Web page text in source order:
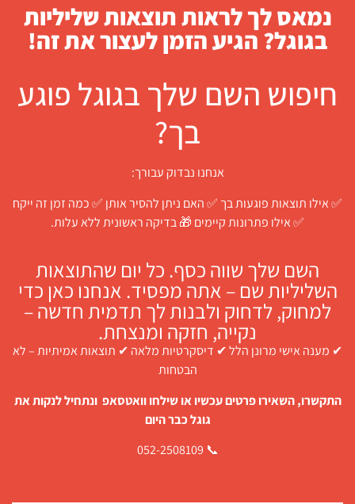
נמאס לך לראות תוצאות שליליות
בגוגל? הגיע הזמן לעצור את זה!
חיפוש השם שלך בגוגל פוגע
בך?
אנחנו נבדוק עבורך:
✅ אילו תוצאות פוגעות בך ✅ האם ניתן להסיר אותן ✅ כמה זמן זה ייקח
✅ אילו פתרונות קיימים 🎁 בדיקה ראשונית ללא עלות.
השם שלך שווה כסף. כל יום שהתוצאות
השליליות שם – אתה מפסיד. אנחנו כאן כדי
למחוק, לדחוק ולבנות לך תדמית חדשה –
נקייה, חזקה ומנצחת.
✔ מענה אישי מרונן הלל ✔ דיסקרטיות מלאה ✔ תוצאות אמיתיות – לא
הבטחות
התקשרו, השאירו פרטים עכשיו או שילחו וואטסאפ ונתחיל לנקות את
גוגל כבר היום
📞 052-2508109